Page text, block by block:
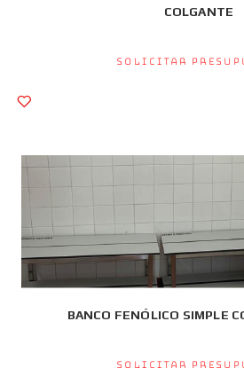
COLGANTE
Solicitar
BANCO FENÓLICO SIMPLE
Solicitar